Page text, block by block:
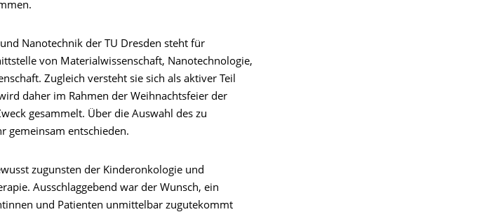
Nanotechnik der TU Dresden steht für
von Materialwissenschaft, Nanotechnologie,
Zugleich versteht sie sich als aktiver Teil
daher im Rahmen der Weihnachtsfeier der
gesammelt. Über die Auswahl des zu
gemeinsam entschieden.
zugunsten der Kinderonkologie und
Ausschlaggebend war der Wunsch, ein
und Patienten unmittelbar zugutekommt